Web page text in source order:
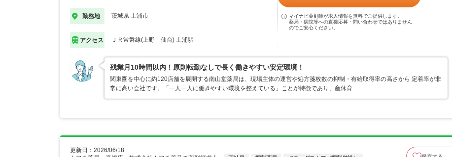
勤務地 茨城県 土浦市
アクセス ＪＲ常磐線(上野－仙台) 土浦駅
マイナビ薬剤師が求人情報を無料でご提供します。
薬局・病院等への直接応募・問い合わせではありません
のでご安心ください。
残業月10時間以内！原則転勤なしで長く働きやすい安定環境！
関東圏を中心に約120店舗を展開する南山堂薬局は、現場主体の運営や処方箋枚数の抑制・有給取得率の高さから 定着率が非
常に高い会社です。「一人一人に働きやすい環境を整えている」ことが特徴であり、産休育…
更新日：2026/06/18